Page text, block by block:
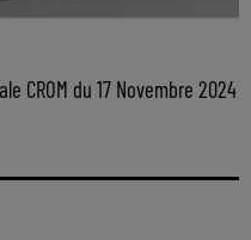
CROM du 17 Novembre 2024